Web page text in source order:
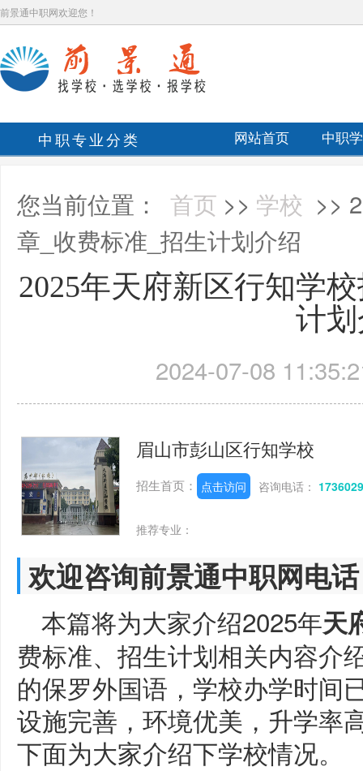
前景通中职网欢迎您！
中职专业分类 网站首页 中职
您当前位置： 首页 >> 学校 >>
章_收费标准_招生计划介绍
2025年天府新区行知学
计
2024-07-08
眉山市彭山区行知学校
招生首页： 点击访问 咨询电话：
推荐专业：
欢迎咨询前景通中职网电
本篇将为大家介绍2025年天
费标准、招生计划相关内容介
的保罗外国语，学校办学时间
设施完善，环境优美，升学率
下面为大家介绍下学校情况。